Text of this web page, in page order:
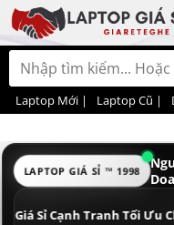
Bỏ
qua
nội
dung
Tìm
kiếm:
Laptop Mới | Laptop Cũ |
Điều hướng
LAPTOP GIÁ SỈ ™ 1998
Cạnh Tranh Tối Ưu Chi Phí•